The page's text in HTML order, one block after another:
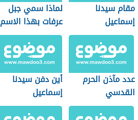
مقام سيدنا
إسماعيل
لماذا سمي جبل
عرفات بهذا الاسم
عدد مآذن الحرم
القدسي
أين دفن سيدنا
إسماعيل